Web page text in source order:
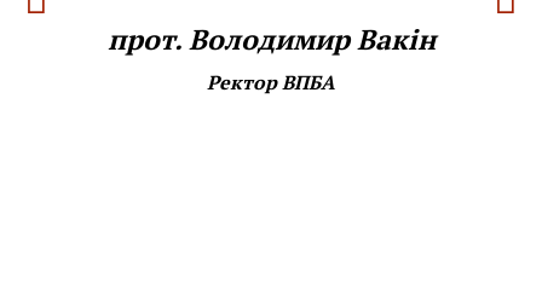
прот. Володимир Вакін
Ректор ВПБА